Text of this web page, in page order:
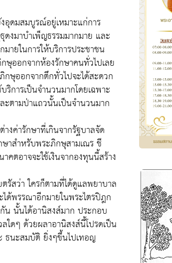
อุดมสมบูรณ์อยู่เหมาะแก่การ
งมาบำเพ็ญธรรมมากมาย และ
ายในการให้บริการประชาชน
ษุออกจากห้องรักษาคนทั่วไปเลย
ษุออกจากตึกทั่วไปจะได้สะดวก
การเป็นจำนวนมากโดยเฉพาะ
ตามป่าแถวนั้นเป็นจำนวนมาก
ค่ารักษาที่เกินจากรัฐบาลจัด
าสำหรับพระภิกษุสามเณร ชี
ตอาจจะใช้เงินจากองทุนนี้สร้าง
รัสว่า ใครก็ตามที่ได้ดูแลพยาบาล
ด้พรรณาอีกมายในพระไตรปิฎก
น นั้นได้อานิสงส์มาก ประกอบ
ลใดๆ ด้วยผลาอานิสงส์นี้โปรดเป็น
ธนะสมบัติ ยิ่งๆขึ้นไปเทอญ